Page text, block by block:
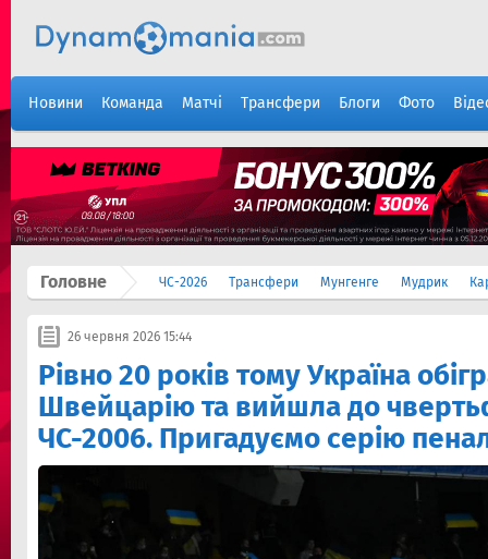
Новини Команда Матчі Трансфери Блоги Фото
Головне ЧС-2026 Трансфери Мунгенге Мудрик
26 червня 2026 15:44
Рівно 20 років тому Україна
Швейцарію та вийшла до
ЧС-2006. Пригадуємо серію